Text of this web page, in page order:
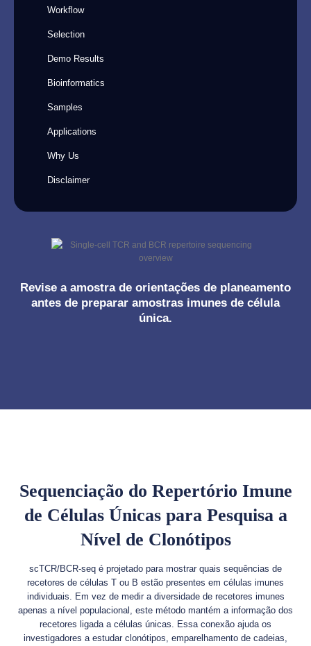
Workflow
Selection
Demo Results
Bioinformatics
Samples
Applications
Why Us
Disclaimer
Revise a amostra de orientações de planeamento
antes de preparar amostras imunes de célula
única.
Sequenciação do Repertório Imune
de Células Únicas para Pesquisa a
Nível de Clonótipos
scTCR/BCR-seq é projetado para mostrar quais sequências de
recetores de células T ou B estão presentes em células imunes
individuais. Em vez de medir a diversidade de recetores imunes
apenas a nível populacional, este método mantém a informação dos
recetores ligada a células únicas. Essa conexão ajuda os
investigadores a estudar clonótipos, emparelhamento de cadeias,